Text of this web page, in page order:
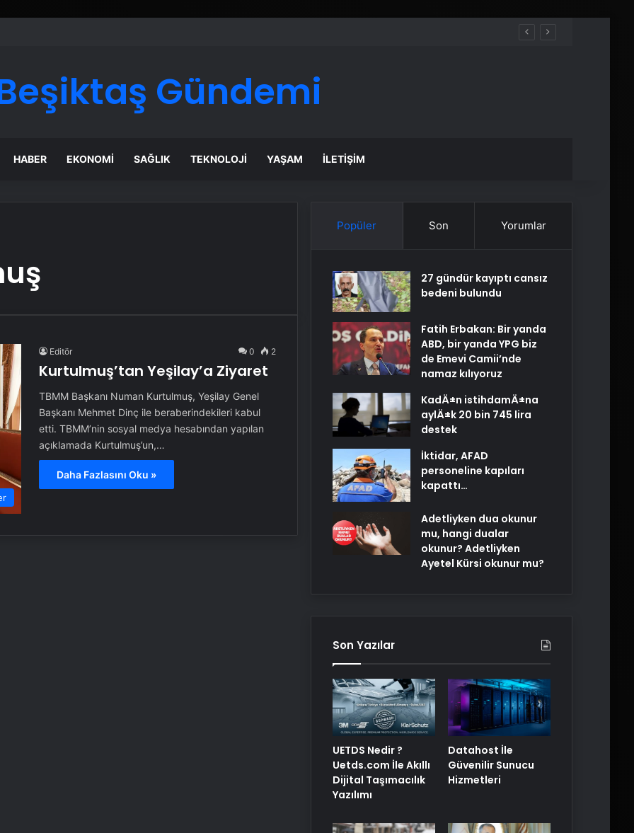
Gündemi
HABER EKONOMI SAĞLIK TEKNOLOJI YAŞAM İLETIŞIM
Editör 0 2
Kurtulmuş’tan Yeşilay’a Ziyaret
TBMM Başkanı Numan Kurtulmuş, Yeşilay Genel
Başkanı Mehmet Dinç ile beraberindekileri kabul
etti. TBMM’nin sosyal medya hesabından yapılan
açıklamada Kurtulmuş’un,…
Daha Fazlasını Oku »
Popüler Son Yorumlar
27 gündür kayıptı cansız
bedeni bulundu
Fatih Erbakan: Bir yanda
ABD, bir yanda YPG biz
de Emevi Camii’nde
namaz kılıyoruz
KadÄ±n istihdamÄ±na
aylÄ±k 20 bin 745 lira
destek
İktidar, AFAD
personeline kapıları
kapattı…
Adetliyken dua okunur
mu, hangi dualar
okunur? Adetliyken
Ayetel Kürsi okunur mu?
Son Yazılar
UETDS Nedir ?
Uetds.com İle Akıllı
Dijital Taşımacılık
Yazılımı
Datahost İle
Güvenilir Sunucu
Hizmetleri